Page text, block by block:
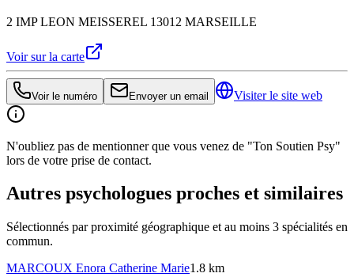
2 IMP LEON MEISSEREL 13012 MARSEILLE
Voir sur la carte
Voir le numéro Envoyer un email Visiter le site web
N'oubliez pas de mentionner que vous venez de "Ton Soutien Psy"
lors de votre prise de contact.
Autres psychologues proches et similaires
Sélectionnés par proximité géographique et au moins 3 spécialités en
commun.
MARCOUX Enora Catherine Marie1.8 km